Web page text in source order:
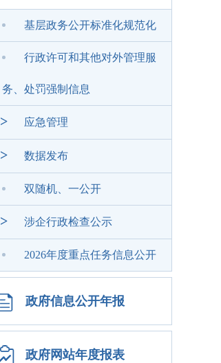
基层政务公开标准化规范化
行政许可和其他对外管理服
务、处罚强制信息
> 应急管理
> 数据发布
双随机、一公开
> 涉企行政检查公示
2026年度重点任务信息公开
政府信息公开年报
政府网站年度报表